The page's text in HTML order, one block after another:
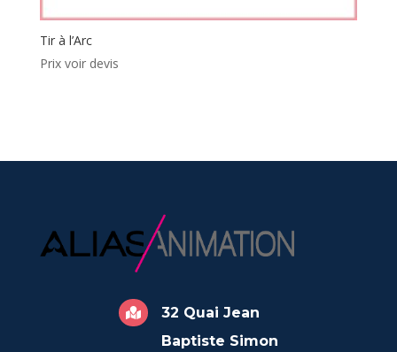
Tir à l’Arc
Prix voir devis

32 Quai Jean
Baptiste Simon